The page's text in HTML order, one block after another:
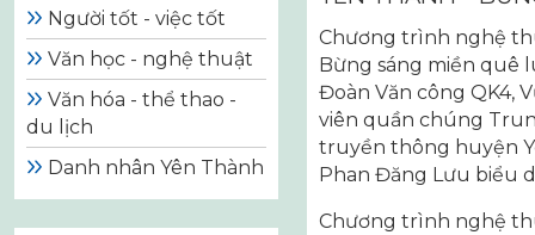
Người tốt - việc tốt
Văn học - nghệ thuật
Văn hóa - thể thao -
du lịch
Danh nhân Yên Thành
Chương trình nghệ
Bừng sáng miền quê
Đoàn Văn công QK4,
viên quần chúng
truyền thông huyện
Phan Đăng Lưu biểu
Chương trình nghệ